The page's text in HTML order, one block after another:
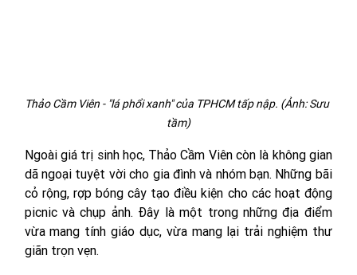
Thảo Cầm Viên - "lá phổi xanh" của TPHCM tấp nập. (Ảnh: Sưu
tầm)
Ngoài giá trị sinh học, Thảo Cầm Viên còn là không gian
dã ngoại tuyệt vời cho gia đình và nhóm bạn. Những bãi
cỏ rộng, rợp bóng cây tạo điều kiện cho các hoạt động
picnic và chụp ảnh. Đây là một trong những địa điểm
vừa mang tính giáo dục, vừa mang lại trải nghiệm thư
giãn trọn vẹn.